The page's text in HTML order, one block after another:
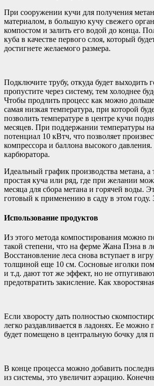
При сооружении кучи для получения
материалом, в большую кучу свежего
компостом и залить его водой до конца.
куба в качестве первого слоя, который
достигнете желаемого размера.
Подключите трубу, откуда будет
пропустите через систему, тем холоднее
Чтобы продлить процесс как можно
самая низкая температура, при которой
позволить температуре в центре кучи
месяцев. При поддержании температуры
потенциал 10 кВтч, что позволяет
компрессора и баллона высокого
карбюратора.
Идеальный график производства метана,
простая куча или ряд, где при желании
месяца для сбора метана и горячей воды.
готовый к применению в саду в этом году.
Использование продуктов
Из этого метода компостирования можно
такой степени, что на ферме Жана Пэна в
Восстановление леса снова вступает в
толщиной еще 10 см. Сосновые иголки
и т.д. дают тот же эффект, но не
предотвратить закисление. Как
Если хворосту дать полностью
легко раздавливается в ладонях. Ее
будет помещено в центральную бочку для
В конце процесса можно добавить
из системы, это увеличит аэрацию.